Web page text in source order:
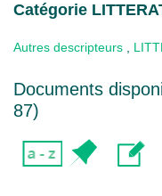
Catégorie
Autres descripteurs
Documents
87)